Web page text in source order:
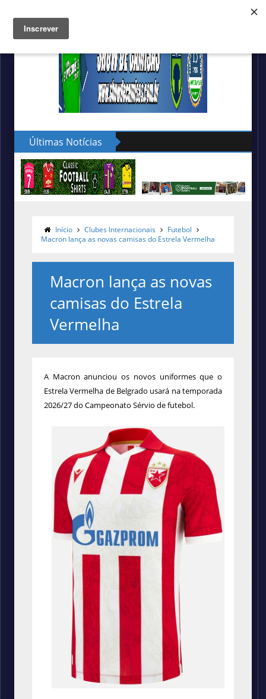
Últimas Notícias
Início Clubes Internacionais
Futebol
Macron lança as novas camisas do Estrela Vermelha
Macron lança as novas
camisas do Estrela
Vermelha
A Macron anunciou os novos uniformes que o
Estrela Vermelha de Belgrado usará na temporada
2026/27 do Campeonato Sérvio de futebol.